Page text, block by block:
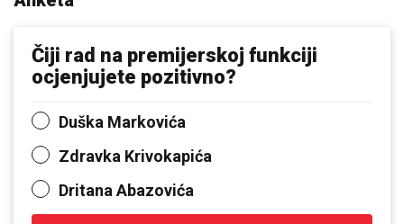
Čiji rad na premijerskoj funkciji
ocjenjujete pozitivno?
Duška Markovića
Zdravka Krivokapića
Dritana Abazovića